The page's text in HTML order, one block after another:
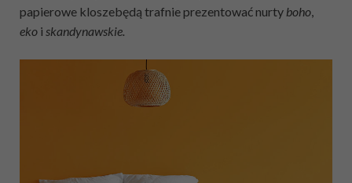
papierowe kloszebędą trafnie prezentować nurty boho
eko i skandynawskie.